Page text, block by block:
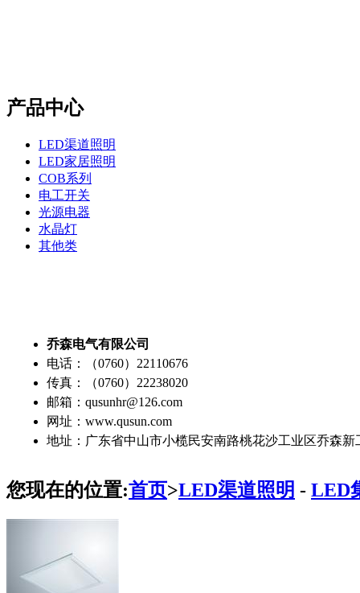
产品中心
LED渠道照明
LED家居照明
COB系列
电工开关
光源电器
水晶灯
其他类
乔森电气有限公司
电话：（0760）22110676
传真：（0760）22238020
邮箱：qusunhr@126.com
网址：www.qusun.com
地址：广东省中山市小榄民安南路桃花沙工业区乔森新
您现在的位置:首页>LED渠道照明 - LED